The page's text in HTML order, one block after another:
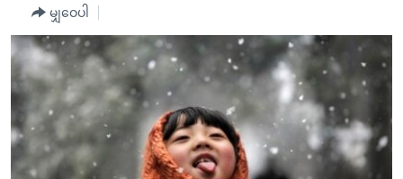
ကျော်
ကြည့်
ရန်
အ
ညွန်း
အစ္စရေး-ပါလက်စတိုင်း
အင်္ဂလိပ်စာလေ့လာမယ်
အမေရိကန်သုံးအီဒီယံ
မကြေးမုံရဲ့ အင်္ဂလိပ်စာ
ရုပ်ရှင်ထဲက အင်္ဂလိပ်စာ
သုတပဒေသာ အင်္ဂလိပ်စာ
အပတ်စဉ်ကဏ္ဍများ
ရေဒီယို
တီဗွီ
ရေဒီယိုနှင့်ရုပ်သံ အချက်အလက်များ
ရေဒီယို/တီဗွီအစီအစဉ်
Learning English
မျှဝေပါ